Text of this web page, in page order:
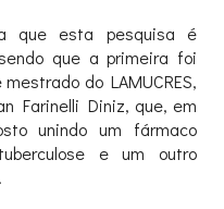
que esta pesquisa é
que a primeira foi
do LAMUCRES,
Farinelli Diniz, que, em
unindo um fármaco
e um outro